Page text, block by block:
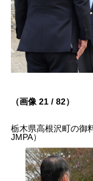
（画像 21 / 82）
栃木県高根沢町の御
JMPA）